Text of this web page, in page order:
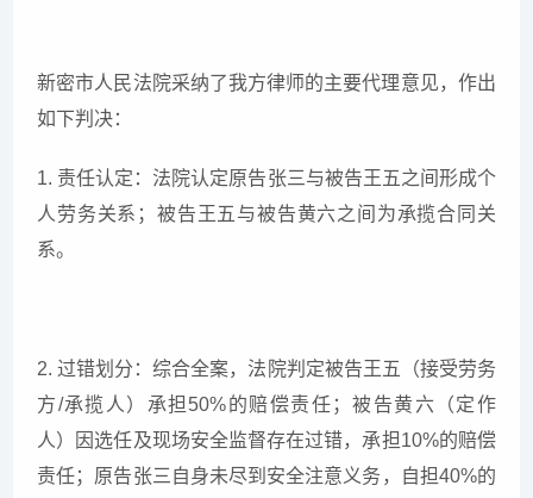
新密市人民法院采纳了我方律师的主要代理意见，作出
如下判决：
1. 责任认定：法院认定原告张三与被告王五之间形成个
人劳务关系；被告王五与被告黄六之间为承揽合同关
系。
2. 过错划分：综合全案，法院判定被告王五（接受劳务
方/承揽人）承担50%的赔偿责任；被告黄六（定作
人）因选任及现场安全监督存在过错，承担10%的赔偿
责任；原告张三自身未尽到安全注意义务，自担40%的